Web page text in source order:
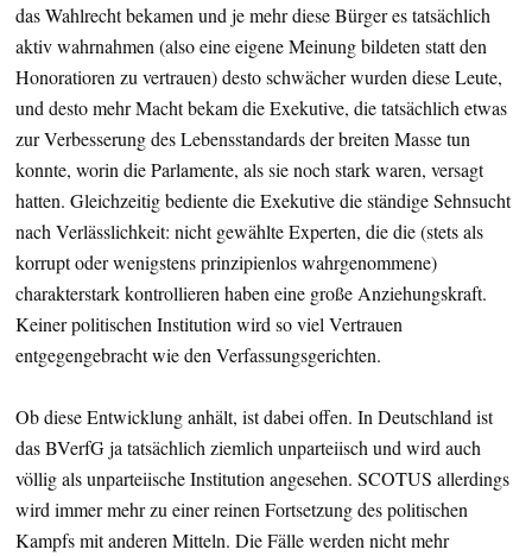
das Wahlrecht bekamen und je mehr diese Bürger es tatsächlich
aktiv wahrnahmen (also eine eigene Meinung bildeten statt den
Honoratioren zu vertrauen) desto schwächer wurden diese Leute,
und desto mehr Macht bekam die Exekutive, die tatsächlich etwas
zur Verbesserung des Lebensstandards der breiten Masse tun
konnte, worin die Parlamente, als sie noch stark waren, versagt
hatten. Gleichzeitig bediente die Exekutive die ständige Sehnsucht
nach Verlässlichkeit: nicht gewählte Experten, die die (stets als
korrupt oder wenigstens prinzipienlos wahrgenommene)
charakterstark kontrollieren haben eine große Anziehungskraft.
Keiner politischen Institution wird so viel Vertrauen
entgegengebracht wie den Verfassungsgerichten.
Ob diese Entwicklung anhält, ist dabei offen. In Deutschland ist
das BVerfG ja tatsächlich ziemlich unparteiisch und wird auch
völlig als unparteiische Institution angesehen. SCOTUS allerdings
wird immer mehr zu einer reinen Fortsetzung des politischen
Kampfs mit anderen Mitteln. Die Fälle werden nicht mehr